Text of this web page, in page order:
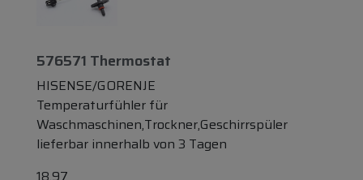
576571 Thermostat
HISENSE/GORENJE
Temperaturfühler für
Waschmaschinen,Trockner,Geschirrspüler
lieferbar innerhalb von 3 Tagen